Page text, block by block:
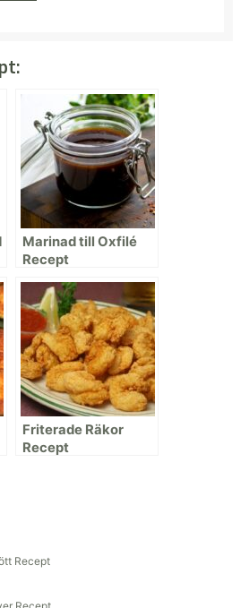
Marinad till Oxfilé
Recept
Friterade Räkor
Recept
Recept